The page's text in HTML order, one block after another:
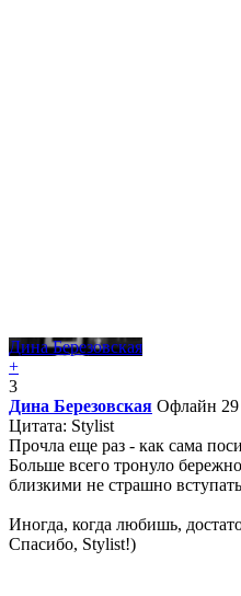
Дина Березовская
+
3
Дина Березовская Офлайн
Цитата: Stylist
Прочла еще раз - как сама
Больше всего тронуло
близкими не страшно
Иногда, когда любишь,
Спасибо, Stylist!)